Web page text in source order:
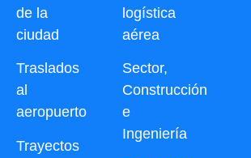
de la
ciudad
Traslados
al
aeropuerto
Trayectos
logística
aérea
Sector,
Construcción
e
Ingeniería